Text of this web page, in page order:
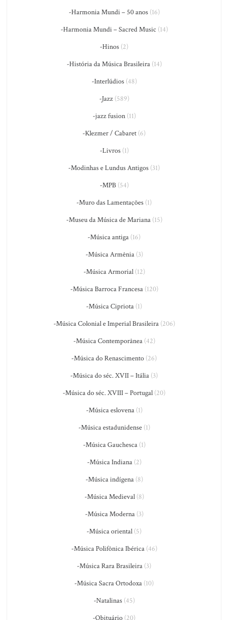
-Harmonia Mundi – 50 anos(16)
-Harmonia Mundi – Sacred Music (14)
-Hinos (2)
-História da Música Brasileira(14)
-Interlúdios(48)
-Jazz(589)
-jazz fusion(11)
-Klezmer / Cabaret (6)
-Livros(1)
-Modinhas e Lundus Antigos (31)
-MPB(54)
-Muro das Lamentações (1)
-Museu da Música de Mariana(15)
-Música antiga (16)
-Música Armênia(3)
-Música Armorial(12)
-Música Barroca Francesa(120)
-Música Cipriota (1)
-Música Colonial e Imperial Brasileira(206)
-Música Contemporânea(42)
-Música do Renascimento (26)
-Música do séc. XVII – Itália (3)
-Música do séc. XVIII – Portugal (20)
-Música eslovena(1)
-Música estadunidense(1)
-Música Gauchesca(1)
-Música Indiana(2)
-Música indígena(8)
-Música Medieval(8)
-Música Moderna(3)
-Música oriental (5)
-Música Polifônica Ibérica(46)
-Música Rara Brasileira (3)
-Música Sacra Ortodoxa (10)
-Natalinas(45)
-Obituário (20)